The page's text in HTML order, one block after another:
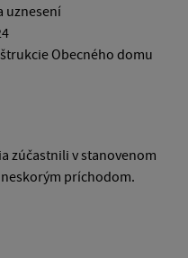
uznesení
Obecného domu
zúčastnili v stanovenom
príchodom.